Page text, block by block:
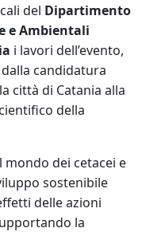
del Dipartimento
e Ambientali
i lavori dell’evento,
candidatura
città di Catania alla
della
dei cetacei e
sostenibile
delle azioni
la